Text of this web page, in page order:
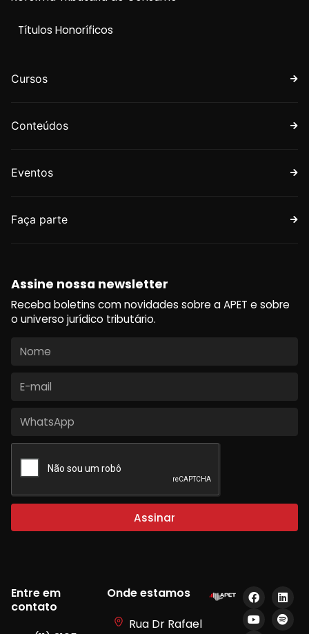
Títulos Honoríficos
Cursos
Conteúdos
Eventos
Faça parte
Assine nossa newsletter
Receba boletins com novidades sobre a APET e sobre
o universo jurídico tributário.
Assinar
Entre em
contato
Onde estamos
Rua Dr Rafael